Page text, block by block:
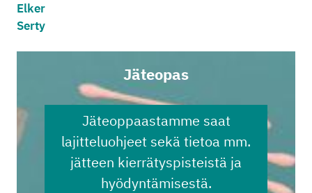
Elker
Serty
Jäteopas
Jäteoppaastamme saat
lajitteluohjeet sekä tietoa mm.
jätteen kierrätyspisteistä ja
hyödyntämisestä.